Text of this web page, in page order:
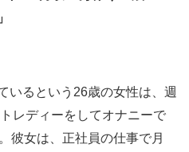
いるという26歳の女性は、週
レディーをしてオナニーで
彼女は、正社員の仕事で月